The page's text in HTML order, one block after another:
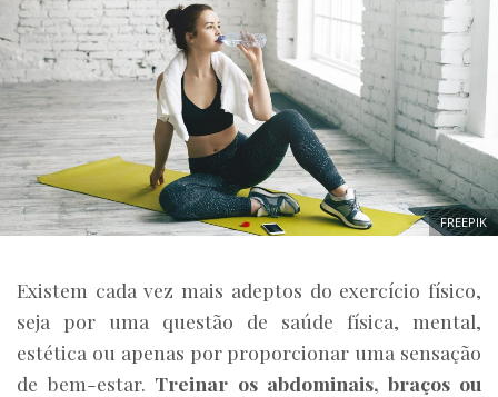
FREEPIK
Existem cada vez mais adeptos do exercício físico,
seja por uma questão de saúde física, mental,
estética ou apenas por proporcionar uma sensação
de bem-estar. Treinar os abdominais, braços ou